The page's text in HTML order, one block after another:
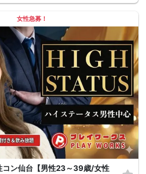
女性急募！
コン仙台【男性23～39歳/女性